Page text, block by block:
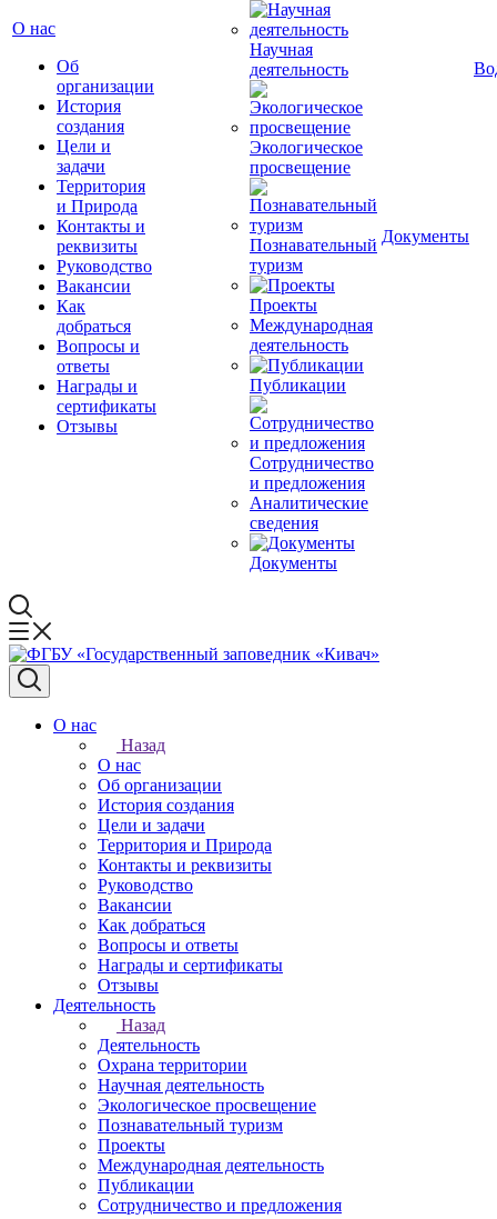
О нас
Об
организации
История
создания
Цели и
задачи
Территория
и Природа
Контакты и
реквизиты
Руководство
Вакансии
Как
добраться
Вопросы и
ответы
Награды и
сертификаты
Отзывы
Научная
деятельность
Экологическое
просвещение
Познавательный
туризм
Проекты
Международная
деятельность
Публикации
Сотрудничество
и предложения
Аналитические
сведения
Документы
Документы
О нас
Назад
О нас
Об организации
История создания
Цели и задачи
Территория и Природа
Контакты и реквизиты
Руководство
Вакансии
Как добраться
Вопросы и ответы
Награды и сертификаты
Отзывы
Деятельность
Назад
Деятельность
Охрана территории
Научная деятельность
Экологическое просвещение
Познавательный туризм
Проекты
Международная деятельность
Публикации
Сотрудничество и предложения